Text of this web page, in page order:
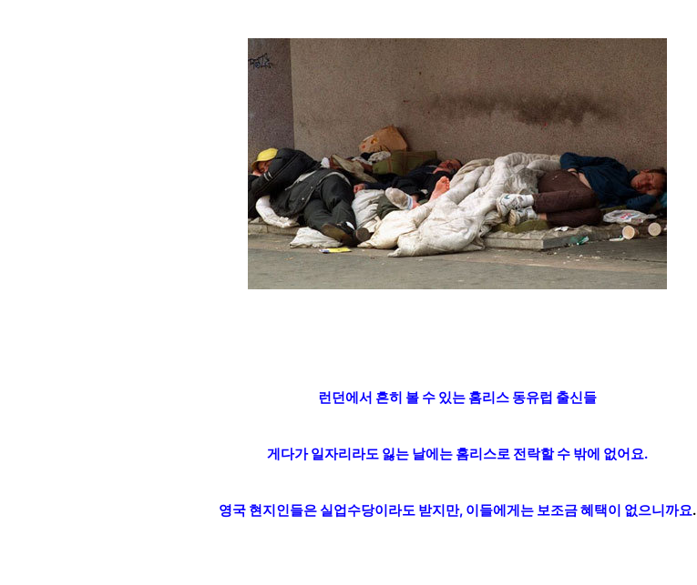
런던에서 흔히 볼 수 있는 홈리스 동유럽 출신들
게다가 일자리라도 잃는 날에는 홈리스로 전락할 수 밖에 없어요.
영국 현지인들은 실업수당이라도 받지만, 이들에게는 보조금 혜택이 없으니까요.